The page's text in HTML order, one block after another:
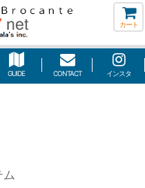
カート
GUIDE CONTACT インスタ
ム